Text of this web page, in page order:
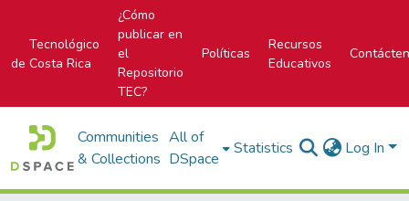
Tecnológico
de Costa Rica
¿Cómo
publicar en
el
Repositorio
TEC?
Políticas
Recursos
Educativos
Communities
& Collections
All of
DSpace
Statistics Log In